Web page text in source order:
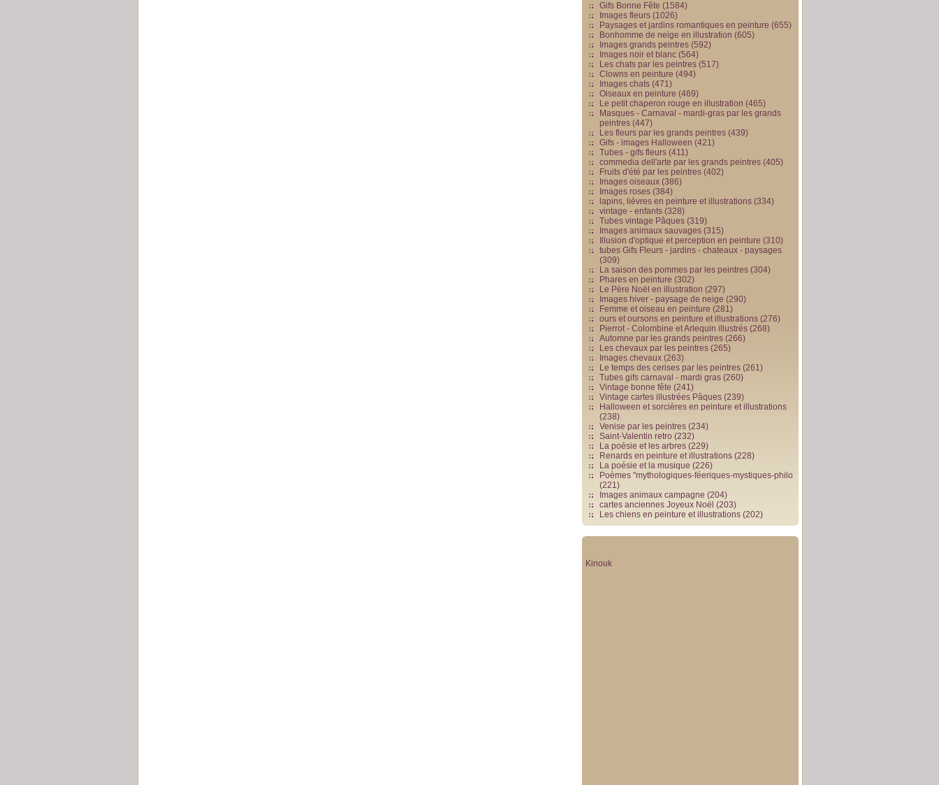
Gifs Bonne Fête (1584)
Images fleurs (1026)
Paysages et jardins romantiques en peinture (655)
Bonhomme de neige en illustration (605)
Images grands peintres (592)
Images noir et blanc (564)
Les chats par les peintres (517)
Clowns en peinture (494)
Images chats (471)
Oiseaux en peinture (469)
Le petit chaperon rouge en illustration (465)
Masques - Carnaval - mardi-gras par les grands
peintres (447)
Les fleurs par les grands peintres (439)
Gifs - images Halloween (421)
Tubes - gifs fleurs (411)
commedia dell'arte par les grands peintres (405)
Fruits d'été par les peintres (402)
Images oiseaux (386)
Images roses (384)
lapins, lièvres en peinture et illustrations (334)
vintage - enfants (328)
Tubes vintage Pâques (319)
Images animaux sauvages (315)
Illusion d'optique et perception en peinture (310)
tubes Gifs Fleurs - jardins - chateaux - paysages
(309)
La saison des pommes par les peintres (304)
Phares en peinture (302)
Le Père Noël en illustration (297)
Images hiver - paysage de neige (290)
Femme et oiseau en peinture (281)
ours et oursons en peinture et illustrations (276)
Pierrot - Colombine et Arlequin illustrés (268)
Automne par les grands peintres (266)
Les chevaux par les peintres (265)
Images chevaux (263)
Le temps des cerises par les peintres (261)
Tubes gifs carnaval - mardi gras (260)
Vintage bonne fête (241)
Vintage cartes illustrées Pâques (239)
Halloween et sorcières en peinture et illustrations
(238)
Venise par les peintres (234)
Saint-Valentin retro (232)
La poésie et les arbres (229)
Renards en peinture et illustrations (228)
La poésie et la musique (226)
Poèmes "mythologiques-féeriques-mystiques-philo
(221)
Images animaux campagne (204)
cartes anciennes Joyeux Noël (203)
Les chiens en peinture et illustrations (202)
Kinouk